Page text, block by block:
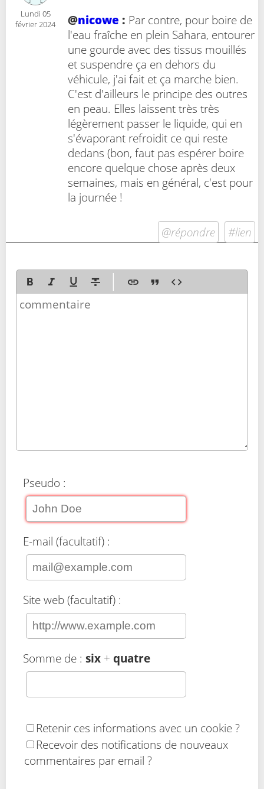
Lundi 05
février 2024
@nicowe : Par contre, pour boire de
l'eau fraîche en plein Sahara, entourer
une gourde avec des tissus mouillés
et suspendre ça en dehors du
véhicule, j'ai fait et ça marche bien.
C'est d'ailleurs le principe des outres
en peau. Elles laissent très très
légèrement passer le liquide, qui en
s'évaporant refroidit ce qui reste
dedans (bon, faut pas espérer boire
encore quelque chose après deux
semaines, mais en général, c'est pour
la journée !
@répondre #lien
Pseudo :
E-mail (facultatif) :
Site web (facultatif) :
Somme de : six + quatre
Retenir ces informations avec un cookie ?
Recevoir des notifications de nouveaux
commentaires par email ?